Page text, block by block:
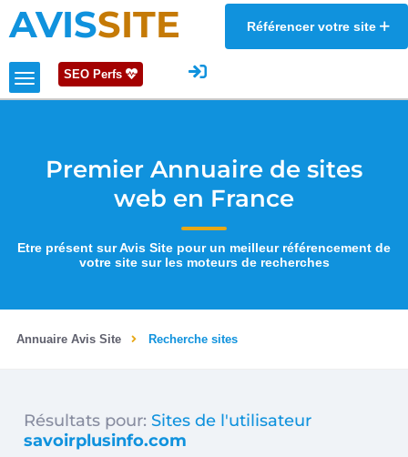
AVISSITE Référencer votre site
SEO Perfs
Premier Annuaire de sites
web en France
Etre présent sur Avis Site pour un meilleur référencement de
votre site sur les moteurs de recherches
Annuaire Avis Site Recherche sites
Résultats pour: Sites de l'utilisateur
savoirplusinfo.com